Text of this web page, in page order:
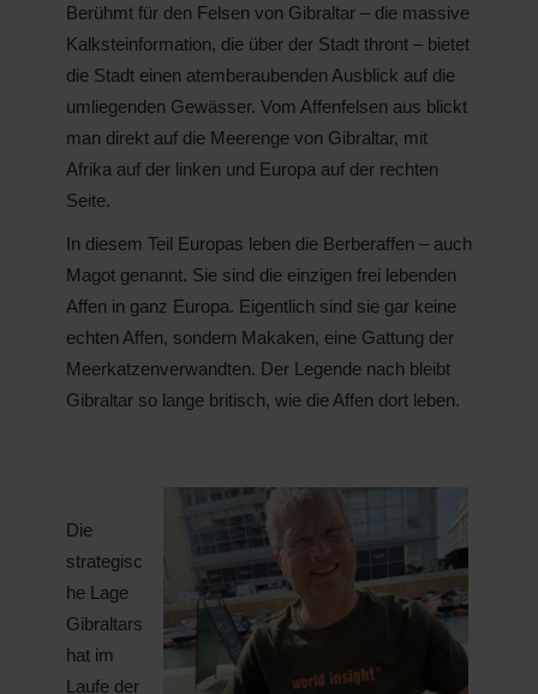
Berühmt für den Felsen von Gibraltar – die massive
Kalksteinformation, die über der Stadt thront – bietet
die Stadt einen atemberaubenden Ausblick auf die
umliegenden Gewässer. Vom Affenfelsen aus blickt
man direkt auf die Meerenge von Gibraltar, mit
Afrika auf der linken und Europa auf der rechten
Seite.
In diesem Teil Europas leben die Berberaffen – auch
Magot genannt. Sie sind die einzigen frei lebenden
Affen in ganz Europa. Eigentlich sind sie gar keine
echten Affen, sondern Makaken, eine Gattung der
Meerkatzenverwandten. Der Legende nach bleibt
Gibraltar so lange britisch, wie die Affen dort leben.
Die
strategisc
he Lage
Gibraltars
hat im
Laufe der